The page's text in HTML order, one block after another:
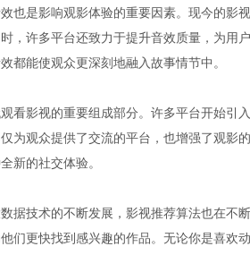
也是影响观影体验的重要因素。现今的影
，许多平台还致力于提升音效质量，为用
都能使观众更深刻地融入故事情节中。
看影视的重要组成部分。许多平台开始引
为观众提供了交流的平台，也增强了观影
新的社交体验。
据技术的不断发展，影视推荐算法也在不
们更快找到感兴趣的作品。无论你是喜欢